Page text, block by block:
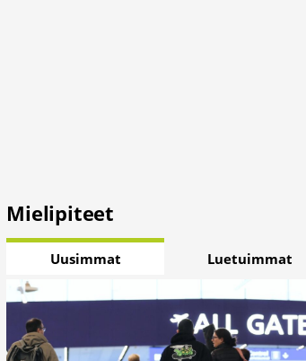
Mielipiteet
Uusimmat Luetuimmat